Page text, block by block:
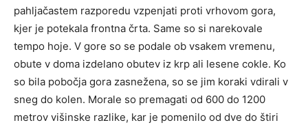
pahljačastem razporedu vzpenjati proti vrhovom gora,
kjer je potekala frontna črta. Same so si narekovale
tempo hoje. V gore so se podale ob vsakem vremenu,
obute v doma izdelano obutev iz krp ali lesene cokle. Ko
so bila pobočja gora zasnežena, so se jim koraki vdirali v
sneg do kolen. Morale so premagati od 600 do 1200
metrov višinske razlike, kar je pomenilo od dve do štiri